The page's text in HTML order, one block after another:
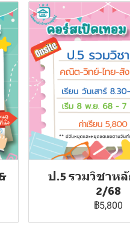
ป.5 รวมวิชาห
2/68
฿5,800